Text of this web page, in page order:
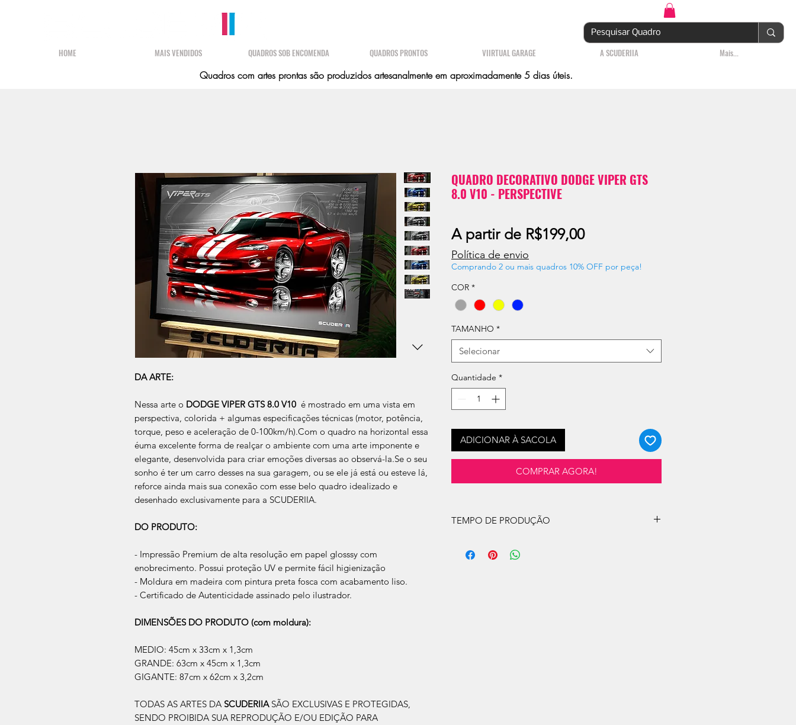
HOME MAIS VENDIDOS QUADROS SOB ENCOMENDA QUADROS PRONTOS VIIRTUAL GARAGE A SCUDERIIA Mais...
Quadros com artes prontas são produzidos artesanalmente em aproximadamente 5 dias úteis.
DA ARTE:
Nessa arte o DODGE VIPER GTS 8.0 V10 é mostrado em uma vista em
perspectiva, colorida + algumas especificações técnicas (motor, potência,
torque, peso e aceleração de 0-100km/h).Com o quadro na horizontal essa
éuma excelente forma de realçar o ambiente com uma arte imponente e
elegante, desenvolvida para criar emoções diversas ao observá-la.Se o seu
sonho é ter um carro desses na sua garagem, ou se ele já está ou esteve lá,
reforce ainda mais sua conexão com esse belo quadro idealizado e
desenhado exclusivamente para a SCUDERIIA.
DO PRODUTO:
- Impressão Premium de alta resolução em papel glosssy com
enobrecimento. Possui proteção UV e permite fácil higienização
- Moldura em madeira com pintura preta fosca com acabamento liso.
- Certificado de Autenticidade assinado pelo ilustrador.
DIMENSÕES DO PRODUTO (com moldura):
MEDIO: 45cm x 33cm x 1,3cm
GRANDE: 63cm x 45cm x 1,3cm
GIGANTE: 87cm x 62cm x 3,2cm
TODAS AS ARTES DA SCUDERIIA SÃO EXCLUSIVAS E PROTEGIDAS,
SENDO PROIBIDA SUA REPRODUÇÃO E/OU EDIÇÃO PARA
QUADRO DECORATIVO DODGE VIPER GTS
8.0 V10 - PERSPECTIVE
A partir de R$199,00Preço
Política de envio
Comprando 2 ou mais quadros 10% OFF por peça!
COR *
TAMANHO *
Selecionar
Quantidade *
ADICIONAR À SACOLA
COMPRAR AGORA!
TEMPO DE PRODUÇÃO
úteis, após a confirmação de compra.